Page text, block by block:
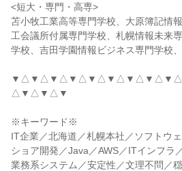
<短大・専門・高専>
苫小牧工業高等専門学校、大原簿記情
工会議所付属専門学校、札幌情報未来
学校、吉田学園情報ビジネス専門学校
△▼△▼△▼
※キーワード※
IT企業／北海道／札幌本社／ソフトウ
ショア開発／Java／AWS／ITインフラ
業務系システム／安定性／文理不問／